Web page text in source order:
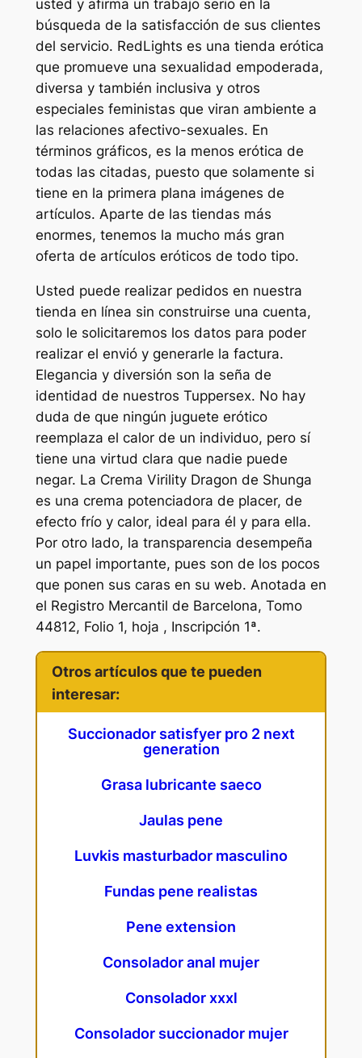
usted y afirma un trabajo serio en la
búsqueda de la satisfacción de sus clientes
del servicio. RedLights es una tienda erótica
que promueve una sexualidad empoderada,
diversa y también inclusiva y otros
especiales feministas que viran ambiente a
las relaciones afectivo-sexuales. En
términos gráficos, es la menos erótica de
todas las citadas, puesto que solamente si
tiene en la primera plana imágenes de
artículos. Aparte de las tiendas más
enormes, tenemos la mucho más gran
oferta de artículos eróticos de todo tipo.
Usted puede realizar pedidos en nuestra
tienda en línea sin construirse una cuenta,
solo le solicitaremos los datos para poder
realizar el envió y generarle la factura.
Elegancia y diversión son la seña de
identidad de nuestros Tuppersex. No hay
duda de que ningún juguete erótico
reemplaza el calor de un individuo, pero sí
tiene una virtud clara que nadie puede
negar. La Crema Virility Dragon de Shunga
es una crema potenciadora de placer, de
efecto frío y calor, ideal para él y para ella.
Por otro lado, la transparencia desempeña
un papel importante, pues son de los pocos
que ponen sus caras en su web. Anotada en
el Registro Mercantil de Barcelona, Tomo
44812, Folio 1, hoja , Inscripción 1ª.
Otros artículos que te pueden
interesar:
Succionador satisfyer pro 2 next
generation
Grasa lubricante saeco
Jaulas pene
Luvkis masturbador masculino
Fundas pene realistas
Pene extension
Consolador anal mujer
Consolador xxxl
Consolador succionador mujer